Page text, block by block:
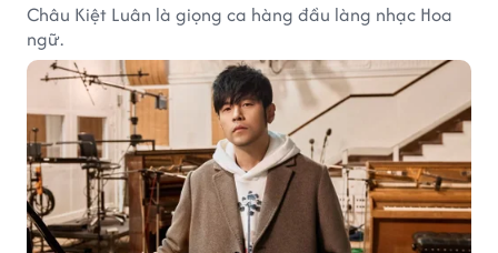
Châu Kiệt Luân là giọng ca hàng đầu làng nhạc Hoa
ngữ.